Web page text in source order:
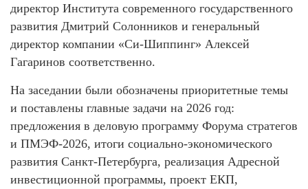
директор Института современного государственного
развития Дмитрий Солонников и генеральный
директор компании «Си-Шиппинг» Алексей
Гагаринов соответственно.
На заседании были обозначены приоритетные темы
и поставлены главные задачи на 2026 год:
предложения в деловую программу Форума стратегов
и ПМЭФ-2026, итоги социально-экономического
развития Санкт‑Петербурга, реализация Адресной
инвестиционной программы, проект ЕКП,